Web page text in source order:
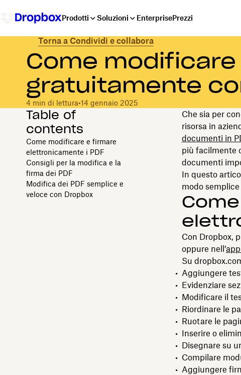
Prodotti Soluzioni EnterprisePrezzi
Torna a Condividi e collabora
Come modificare
gratuitamente
4 min di lettura•14 gennaio 2025
Table of
contents
Come modificare e firmare
elettronicamente i PDF
Consigli per la modifica e la
firma dei PDF
Modifica dei PDF semplice e
veloce con Dropbox
Che sia per
risorsa in
documenti in
più facilmente
documenti
In questo
modo
Con Dropbox,
oppure nell’
Su
Aggiungere
Evidenziare
Modificare il
Riordinare le
Ruotare le
Inserire o
Disegnare su
Compilare
Aggiungere